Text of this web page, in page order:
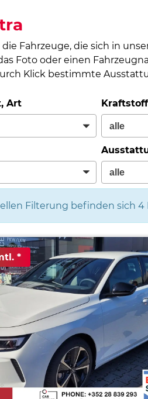
die Fahrzeuge, die sich in
Foto oder einen
Klick bestimmte
Art Kraftstoff
Filterung befinden sich 4